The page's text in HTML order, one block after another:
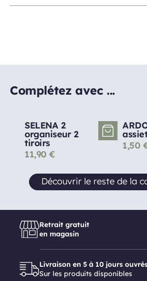
Complétez avec ...
SELENA 2
organiseur 2
tiroirs
11,90 €
1,50
Découvrir le reste de la
Retrait gratuit
en magasin
Livraison en 5 à 10 jours
Sur les produits disponibles